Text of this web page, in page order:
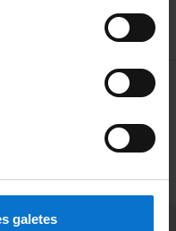
galetes
MENÚ PEU 1
Privadesa i termes
Sobre UBtv